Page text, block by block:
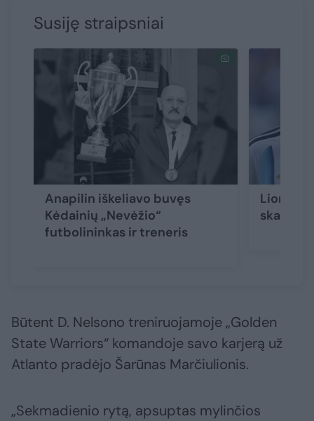
Susiję straipsniai
Anapilin iškeliavo buvęs
Kėdainių „Nevėžio“
futbolininkas ir treneris
Lionelio
skaudi
Būtent D. Nelsono treniruojamoje „Golden
State Warriors“ komandoje savo karjerą už
Atlanto pradėjo Šarūnas Marčiulionis.
„Sekmadienio rytą, apsuptas mylinčios